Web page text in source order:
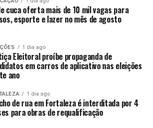
cuca oferta mais de 10 mil vagas para
esporte e lazer no mês de agosto
1 dia ago
Eleitoral proíbe propaganda de
em carros de aplicativo nas eleições
ano
1 dia ago
de rua em Fortaleza é interditada por 4
para obras de requalificação